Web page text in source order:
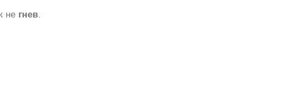
не гнев.